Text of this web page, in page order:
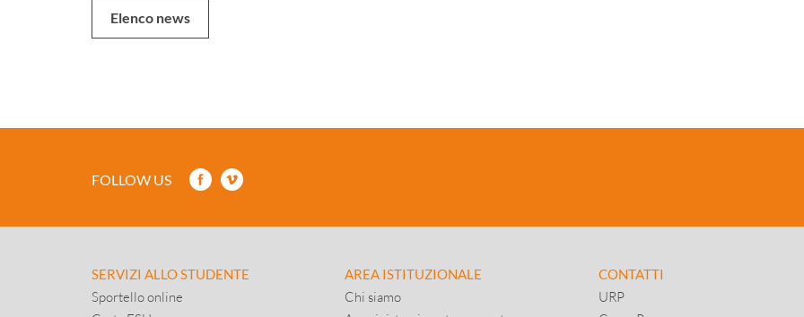
Elenco news
FOLLOW US
SERVIZI ALLO STUDENTE
Sportello online
AREA ISTITUZIONALE
Chi siamo
CONTATTI
URP